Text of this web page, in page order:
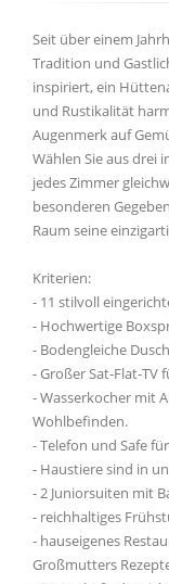
Seit über einem
Tradition und
inspiriert, ein
und Rustikalität
Augenmerk auf
Wählen Sie aus drei
jedes Zimmer
besonderen
Raum seine
Kriterien:
- 11 stilvoll
- Hochwertige
- Bodengleiche
- Großer Sat-Flat-TV
- Wasserkocher mit
Wohlbefinden.
- Telefon und Safe
- Haustiere sind in
- 2 Juniorsuiten mit
- reichhaltiges
- hauseigenes
Großmutters